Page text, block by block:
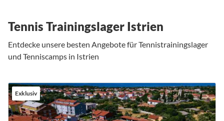
Tennis Trainingslager Istrien
Entdecke unsere besten Angebote für Tennistrainingslager
und Tenniscamps in Istrien
Exklusiv